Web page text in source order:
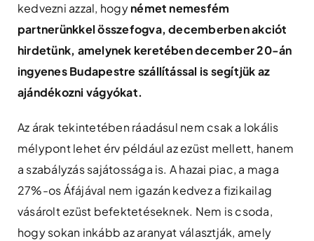
kedvezni azzal, hogynémet nemesfém
partnerünkkel összefogva, decemberben akciót
hirdetünk, amelynek keretében december 20-án
ingyenes Budapestre szállítással is segítjük az
ajándékozni vágyókat.
Az árak tekintetében ráadásul nem csak a lokális
mélypont lehet érv például az ezüst mellett, hanem
a szabályzás sajátossága is. A hazai piac, a maga
27%-os Áfájával nem igazán kedvez a fizikailag
vásárolt ezüst befektetéseknek. Nem is csoda,
hogy sokan inkább az aranyat választják, amely